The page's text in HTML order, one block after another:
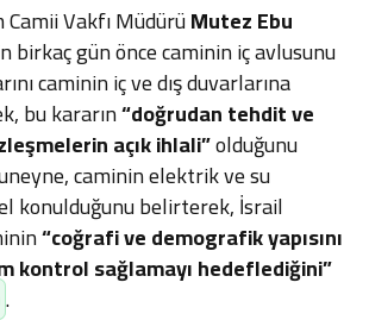
Vakfı MüdürüMutez Ebu
birkaç gün önce caminin iç avlusunu
caminin iç ve dış duvarlarına
bu kararın“doğrudan tehdit ve
açık ihlali”olduğunu
caminin elektrik ve su
konulduğunu belirterek, İsrail
“coğrafi ve demografik yapısını
kontrol sağlamayı hedeflediğini”
.